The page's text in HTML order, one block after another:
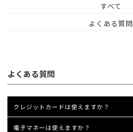
すべて
よくある質問
よくある質問
クレジットカードは使えますか？
電子マネーは使えますか？